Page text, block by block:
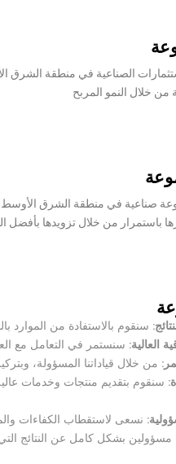
الصناعية في منطقة الشرق
خلال النمو المربح
صناعية في منطقة الشرق الأوسط
باستمرار من خلال تزويدها بأفضل
سنقوم بالاستفادة من الموارد
العالية: سنستمر في التعامل مع
من خلال قياداتنا المسؤولة،
سنقوم بتقديم منتجات وخدمات
نسعى لاستقطاب الكفاءات
مسؤولين بشكل كامل عن النتائج